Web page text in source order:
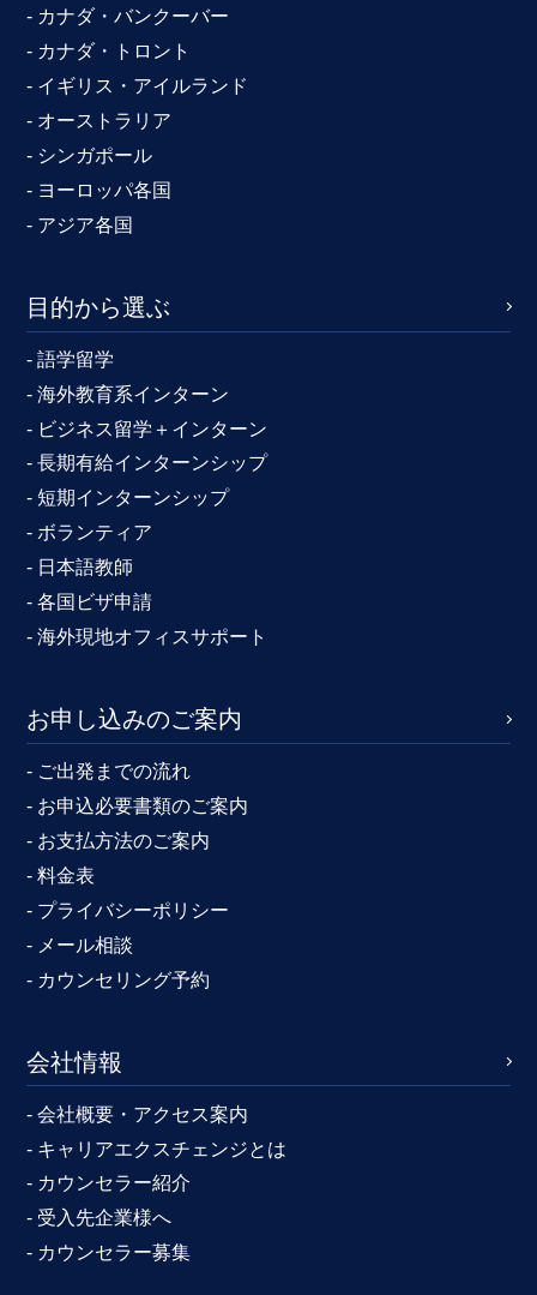
- カナダ・バンクーバー
- カナダ・トロント
- イギリス・アイルランド
- オーストラリア
- シンガポール
- ヨーロッパ各国
- アジア各国
目的から選ぶ
- 語学留学
- 海外教育系インターン
- ビジネス留学＋インターン
- 長期有給インターンシップ
- 短期インターンシップ
- ボランティア
- 日本語教師
- 各国ビザ申請
- 海外現地オフィスサポート
お申し込みのご案内
- ご出発までの流れ
- お申込必要書類のご案内
- お支払方法のご案内
- 料金表
- プライバシーポリシー
- メール相談
- カウンセリング予約
会社情報
- 会社概要・アクセス案内
- キャリアエクスチェンジとは
- カウンセラー紹介
- 受入先企業様へ
- カウンセラー募集